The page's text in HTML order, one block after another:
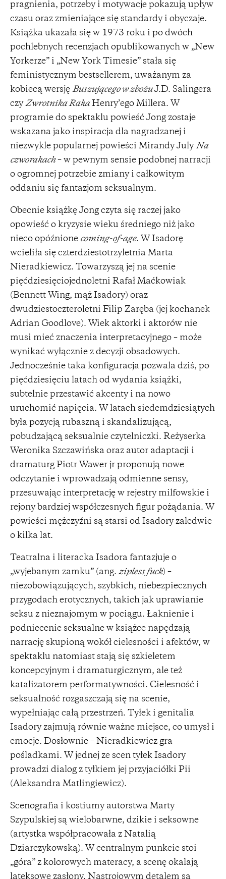
pragnienia, potrzeby i motywacje pokazują upływ
czasu oraz zmieniające się standardy i obyczaje.
Książka ukazała się w 1973 roku i po dwóch
pochlebnych recenzjach opublikowanych w „New
Yorkerze” i „New York Timesie” stała się
feministycznym bestsellerem, uważanym za
kobiecą wersję Buszującego w zbożuJ.D. Salingera
czyZwrotnika RakaHenry’ego Millera. W
programie do spektaklu powieść Jong zostaje
wskazana jako inspiracja dla nagradzanej i
niezwykle popularnej powieści Mirandy JulyNa
czworakach– w pewnym sensie podobnej narracji
o ogromnej potrzebie zmiany i całkowitym
oddaniu się fantazjom seksualnym.
Obecnie książkę Jong czyta się raczej jako
opowieść o kryzysie wieku średniego niż jako
nieco opóźnione coming-of-age. W Isadorę
wcieliła się czterdziestotrzyletnia Marta
Nieradkiewicz. Towarzyszą jej na scenie
pięćdziesięciojednoletni Rafał Maćkowiak
(Bennett Wing, mąż Isadory) oraz
dwudziestoczteroletni Filip Zaręba (jej kochanek
Adrian Goodlove). Wiek aktorki i aktorów nie
musi mieć znaczenia interpretacyjnego – może
wynikać wyłącznie z decyzji obsadowych.
Jednocześnie taka konfiguracja pozwala dziś, po
pięćdziesięciu latach od wydania książki,
subtelnie przestawić akcenty i na nowo
uruchomić napięcia. W latach siedemdziesiątych
była pozycją rubaszną i skandalizującą,
pobudzającą seksualnie czytelniczki. Reżyserka
Weronika Szczawińska oraz autor adaptacji i
dramaturg Piotr Wawer jr proponują nowe
odczytanie i wprowadzają odmienne sensy,
przesuwając interpretację w rejestry milfowskie i
rejony bardziej współczesnych figur pożądania. W
powieści mężczyźni są starsi od Isadory zaledwie
o kilka lat.
Teatralna i literacka Isadora fantazjuje o
„wyjebanym zamku” (ang. zipless fuck) –
niezobowiązujących, szybkich, niebezpiecznych
przygodach erotycznych, takich jak uprawianie
seksu z nieznajomym w pociągu. Łaknienie i
podniecenie seksualne w książce napędzają
narrację skupioną wokół cielesności i afektów, w
spektaklu natomiast stają się szkieletem
koncepcyjnym i dramaturgicznym, ale też
katalizatorem performatywności. Cielesność i
seksualność rozgaszczają się na scenie,
wypełniając całą przestrzeń. Tyłek i genitalia
Isadory zajmują równie ważne miejsce, co umysł i
emocje. Dosłownie – Nieradkiewicz gra
pośladkami. W jednej ze scen tyłek Isadory
prowadzi dialog z tyłkiem jej przyjaciółki Pii
(Aleksandra Matlingiewicz).
Scenografia i kostiumy autorstwa Marty
Szypulskiej są wielobarwne, dzikie i seksowne
(artystka współpracowała z Natalią
Dziarczykowską). W centralnym punkcie stoi
„góra” z kolorowych materacy, a scenę okalają
lateksowe zasłony. Nastrojowym detalem są